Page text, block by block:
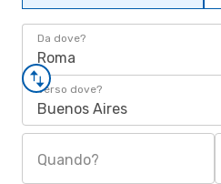
Da dove?
Roma
Verso dove?
Buenos Aires
Quando?